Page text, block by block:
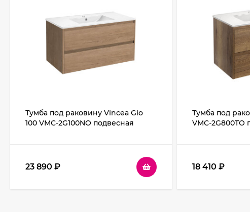
Тумба под раковину Vincea Gio
100 VMC-2G100NO подвесная
23 890 ₽
Тумба под
VMC-2G800TO
18 410 ₽